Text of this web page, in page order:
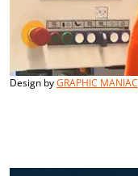
Design byGRAPHIC MANIAC